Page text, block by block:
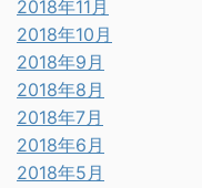
2018年11月
2018年10月
2018年9月
2018年8月
2018年7月
2018年6月
2018年5月